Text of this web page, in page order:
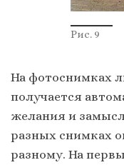
Рис. 9
На фотоснимках
получается
желания и
разных снимках
разному. На